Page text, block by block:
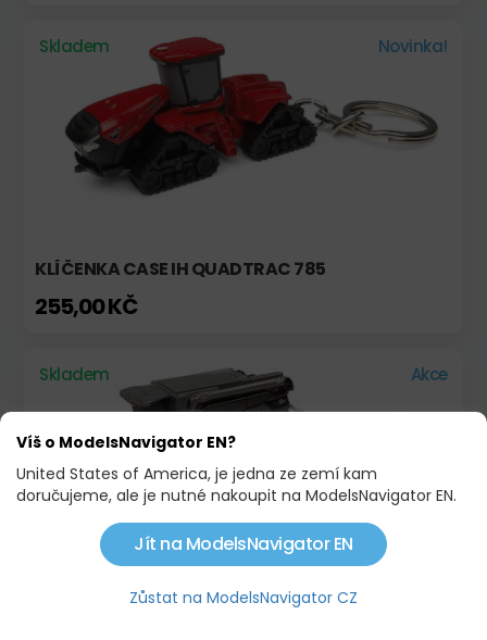
Skladem Novinka!
KLÍČENKA CASE IH QUADTRAC 785
255,00 KČ
Skladem Akce
KLÚČENKA FENDT IDEAL 9T 2020
Víš o ModelsNavigator EN?
United States of America, je jedna ze zemí kam
doručujeme, ale je nutné nakoupit na ModelsNavigator EN.
Jít na ModelsNavigator EN
Zůstat na ModelsNavigator CZ